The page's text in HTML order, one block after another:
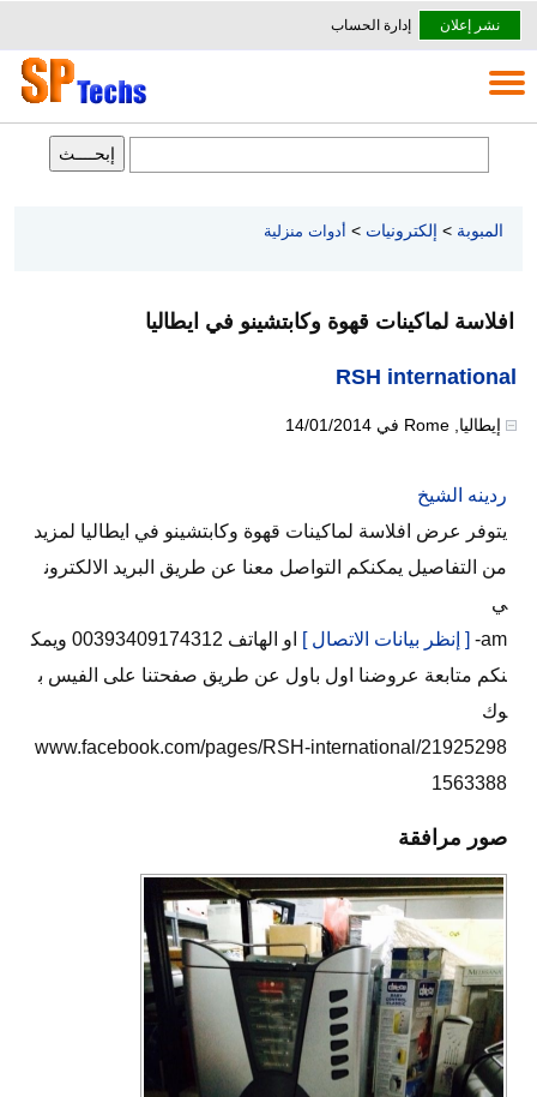
نشر إعلان إدارة الحساب
المبوبة > إلكترونيات > أدوات منزلية
افلاسة لماكينات قهوة وكابتشينو في ايطاليا
RSH international
إيطاليا ,
Rome في 14/01/2014
ردينه الشيخ
يتوفر عرض افلاسة لماكينات قهوة وكابتشينو في ايطاليا لمزيد
من التفاصيل يمكنكم التواصل معنا عن طريق البريد الالكترون
ي
am- [ إنظر بيانات الاتصال ]
او الهاتف 00393409174312 ويمك
نكم متابعة عروضنا اول باول عن طريق صفحتنا على الفيس ب
وك
www.facebook.com/pages/RSH-international/21925298
1563388
صور مرافقة